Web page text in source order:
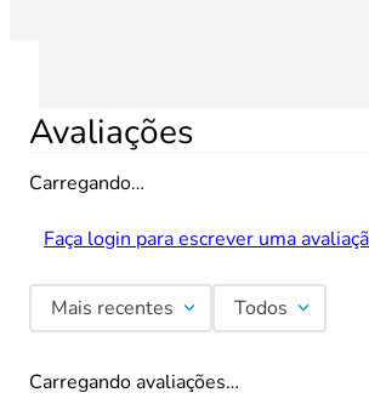
Avaliações
Carregando…
Faça login para escrever uma
Mais recentes Todos
Carregando avaliações…